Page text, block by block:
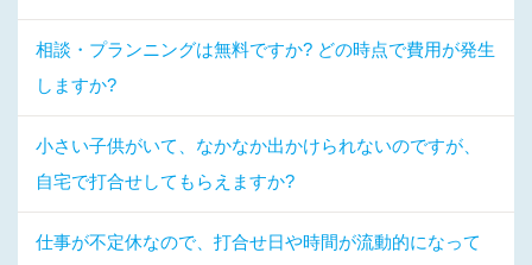
相談・プランニングは無料ですか? どの時点で費用が発生
しますか?
小さい子供がいて、なかなか出かけられないのですが、
自宅で打合せしてもらえますか?
仕事が不定休なので、打合せ日や時間が流動的になって